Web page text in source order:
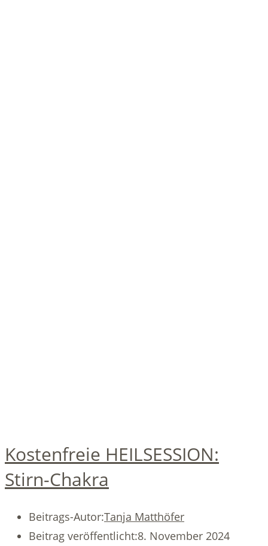
Kostenfreie HEILSESSION:
Stirn-Chakra
Beitrags-Autor:Tanja Matthöfer
Beitrag veröffentlicht:8. November 2024